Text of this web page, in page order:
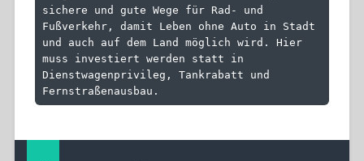
sichere und gute Wege für Rad- und
Fußverkehr, damit Leben ohne Auto in Stadt
und auch auf dem Land möglich wird. Hier
muss investiert werden statt in
Dienstwagenprivileg, Tankrabatt und
Fernstraßenausbau.